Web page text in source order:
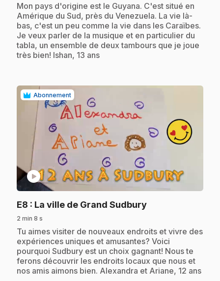
.Mon pays d'origine est le Guyana. C'est situé en
Amérique du Sud, près du Venezuela. La vie là-
bas, c'est un peu comme la vie dans les Caraïbes.
Je veux parler de la musique et en particulier du
tabla, un ensemble de deux tambours que je joue
très bien! Ishan, 13 ans
Abonnement
play_circle
E8 : La ville de Grand Sudbury.
2 min 8 s
.Tu aimes visiter de nouveaux endroits et vivre des
expériences uniques et amusantes? Voici
pourquoi Sudbury est un choix gagnant! Nous te
ferons découvrir les endroits locaux que nous et
nos amis aimons bien. Alexandra et Ariane, 12 ans